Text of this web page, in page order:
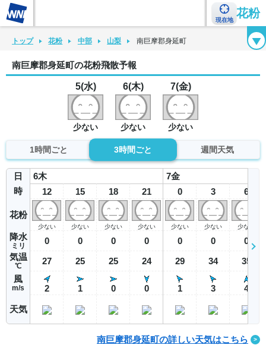
現在地
花粉
花粉カレンダー 花粉図鑑 花粉症チェックシート 花粉症ハンドブック
トップ 花粉 中部 山梨 南巨摩郡身延町
南巨摩郡身延町の花粉飛散予報
5(水)
少ない
6(木)
少ない
7(金)
少ない
1時間ごと 3時間ごと 週間天気
日
時
花粉
降水
ミリ
気温
℃
風
m/s
天気
6木
12
少ない
0
27
2
15
少ない
0
25
1
18
少ない
0
25
0
21
少ない
0
24
0
7金
0
少ない
0
29
1
3
少ない
0
34
3
6
少ない
0
35
4
南巨摩郡身延町の詳しい天気はこちら